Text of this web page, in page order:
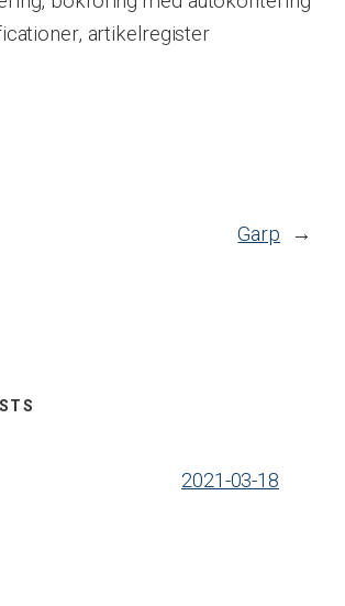
artikelregister
Garp →
2021-03-18